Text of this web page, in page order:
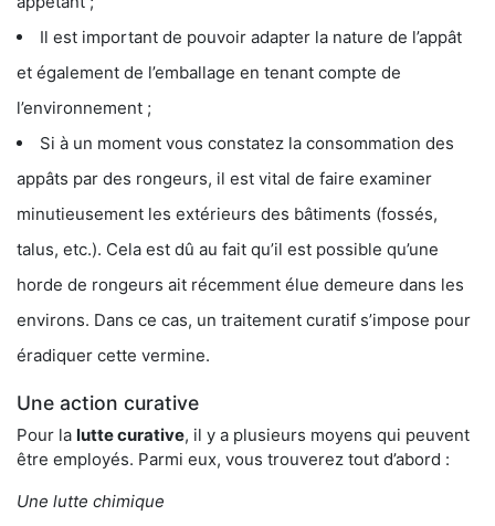
Il est important de pouvoir adapter la nature de l’appât
et également de l’emballage en tenant compte de
l’environnement ;
Si à un moment vous constatez la consommation des
appâts par des rongeurs, il est vital de faire examiner
minutieusement les extérieurs des bâtiments (fossés,
talus, etc.). Cela est dû au fait qu’il est possible qu’une
horde de rongeurs ait récemment élue demeure dans les
environs. Dans ce cas, un traitement curatif s’impose pour
éradiquer cette vermine.
Une action curative
Pour la lutte curative, il y a plusieurs moyens qui peuvent
être employés. Parmi eux, vous trouverez tout d’abord :
Une lutte chimique